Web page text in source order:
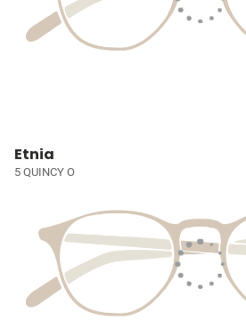
Etnia
5 QUINCY O